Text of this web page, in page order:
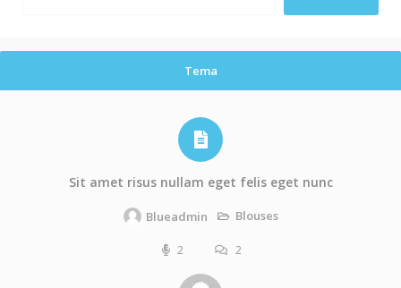
Tema
Sit amet risus nullam eget felis eget nunc
Blueadmin Blouses
2 2